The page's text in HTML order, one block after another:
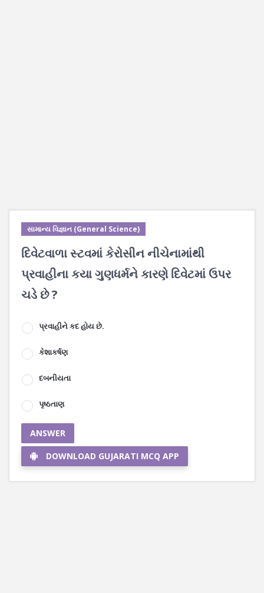
સામાન્ય વિજ્ઞાન (General Science)
દિવેટવાળા સ્ટવમાં કેરોસીન નીચેનામાંથી
પ્રવાહીના કયા ગુણધર્મને કારણે દિવેટમાં ઉપર
ચડે છે ?
પ્રવાહીને કદ હોય છે.
કેશાકર્ષણ
દબનીયતા
પૃષ્ઠતાણ
ANSWER
DOWNLOAD GUJARATI MCQ APP